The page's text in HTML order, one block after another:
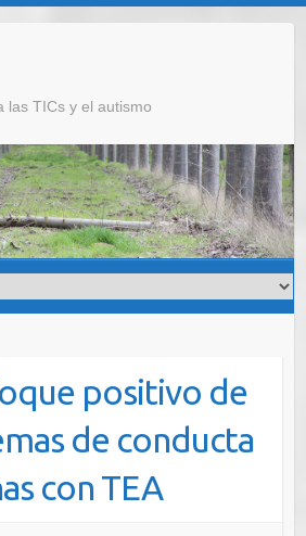
las TICs y el autismo
positivo de
de conducta
con TEA